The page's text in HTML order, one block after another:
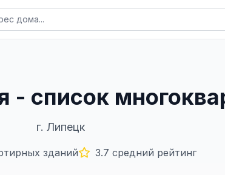
- список
г. Липецк
зданий 3.7 средний рейтинг